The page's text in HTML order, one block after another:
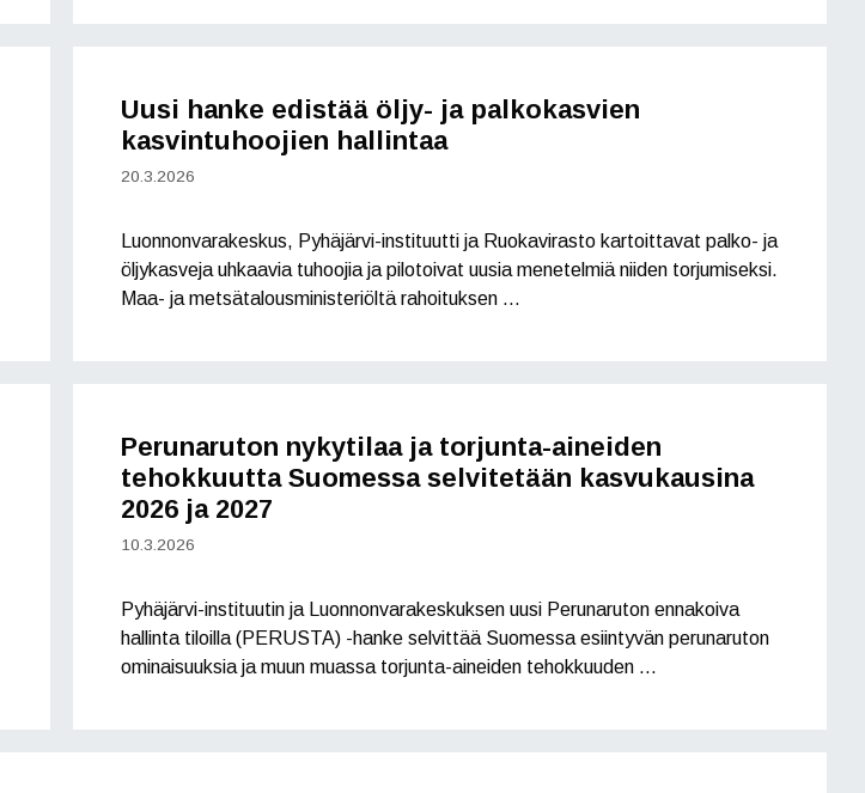
Uusi hanke edistää öljy- ja palkokasvien
kasvintuhoojien hallintaa
20.3.2026
Luonnonvarakeskus, Pyhäjärvi-instituutti ja Ruokavirasto kartoittavat palko- ja
öljykasveja uhkaavia tuhoojia ja pilotoivat uusia menetelmiä niiden torjumiseksi.
Maa- ja metsätalousministeriöltä rahoituksen …
Perunaruton nykytilaa ja torjunta-aineiden
tehokkuutta Suomessa selvitetään kasvukausina
2026 ja 2027
10.3.2026
Pyhäjärvi-instituutin ja Luonnonvarakeskuksen uusi Perunaruton ennakoiva
hallinta tiloilla (PERUSTA) -hanke selvittää Suomessa esiintyvän perunaruton
ominaisuuksia ja muun muassa torjunta-aineiden tehokkuuden …